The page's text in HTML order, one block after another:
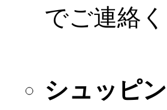
でご連絡
シュッピ